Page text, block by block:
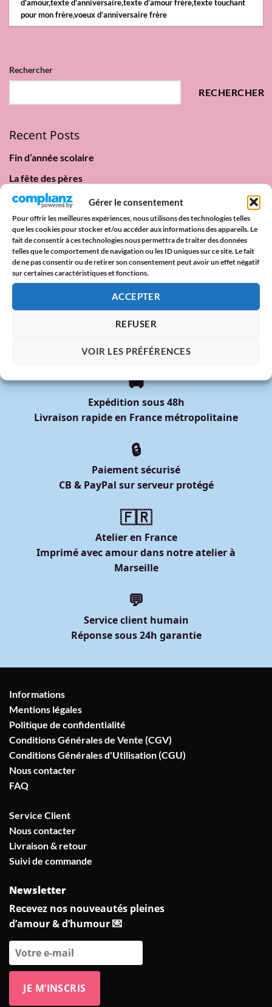
Gérer le consentement
Pour offrir les meilleures expériences, nous utilisons des technologies telles
que les cookies pour stocker et/ou accéder aux informations des appareils. Le
fait de consentir à ces technologies nous permettra de traiter des données
telles que le comportement de navigation ou les ID uniques sur ce site. Le fait
de ne pas consentir ou de retirer son consentement peut avoir un effet négatif
sur certaines caractéristiques et fonctions.
ACCEPTER
REFUSER
VOIR LES PRÉFÉRENCES
d'amour,texte d'anniversaire,texte d’amour frère,texte touchant
pour mon frère,voeux d’anniversaire frère
Rechercher
RECHERCHER
Recent Posts
Fin d’année scolaire
La fête des pères
Lundi de Pentecôte 2025 : origine, traditions & paroles
d’amour
Date Pride 2025 : Calendrier des Marches des Fiertés en
France
DIXOON x Mois des Fiertés 2025 : Deux Tote Bags Arc-en-
Ciel à Offrir avec Fierté
🚚
Expédition sous 48h
Livraison rapide en France métropolitaine
🔒
Paiement sécurisé
CB & PayPal sur serveur protégé
🇫🇷
Atelier en France
Imprimé avec amour dans notre atelier à
Marseille
💬
Service client humain
Réponse sous 24h garantie
Informations
Mentions légales
Politique de confidentialité
Conditions Générales de Vente (CGV)
Conditions Générales d'Utilisation (CGU)
Nous contacter
FAQ
Service Client
Nous contacter
Livraison & retour
Suivi de commande
Newsletter
Recevez nos nouveautés pleines
d’amour & d’humour 💌